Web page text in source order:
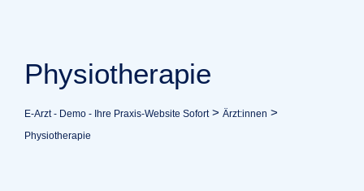
Physiotherapie
E-Arzt - Demo - Ihre Praxis-Website Sofort> Ärzt:innen >
Physiotherapie